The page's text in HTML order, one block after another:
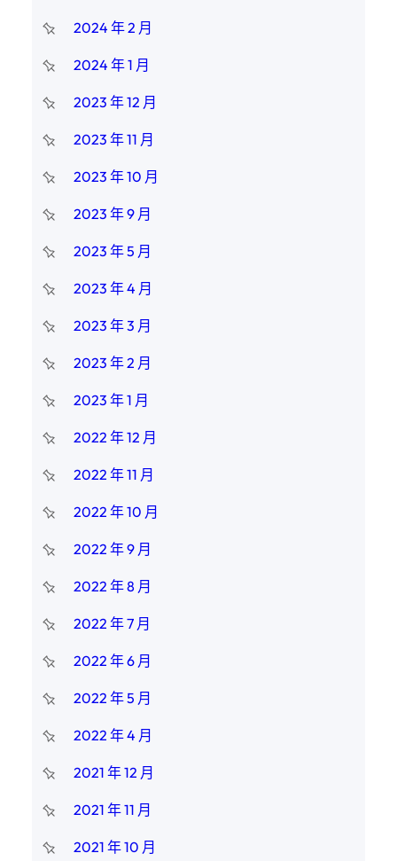
2024 年 2 月
2024 年 1 月
2023 年 12 月
2023 年 11 月
2023 年 10 月
2023 年 9 月
2023 年 5 月
2023 年 4 月
2023 年 3 月
2023 年 2 月
2023 年 1 月
2022 年 12 月
2022 年 11 月
2022 年 10 月
2022 年 9 月
2022 年 8 月
2022 年 7 月
2022 年 6 月
2022 年 5 月
2022 年 4 月
2021 年 12 月
2021 年 11 月
2021 年 10 月